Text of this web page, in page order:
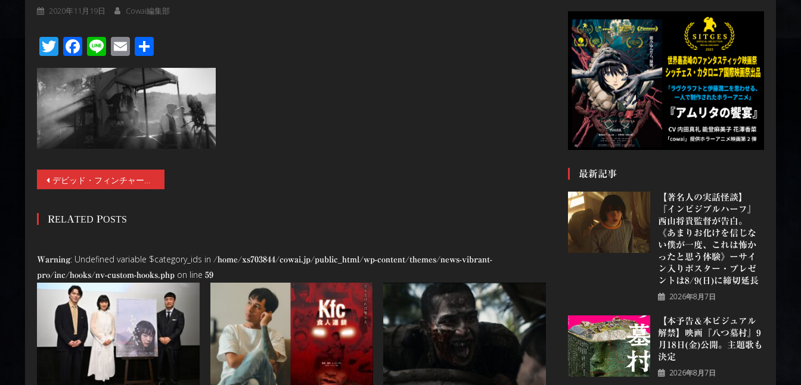
2020年11月19日 Cowai編集部
Twitter
Facebook
LineEmail
有
投
ナ
ゲ
ョ
デビッド・フィンチャーのNetflix映画『Mank/マンク』が11月20日（金）より、ヒューマントラストシネマ有楽町など全国の劇場で公開！Netflixでは12月4日（金）より全世界独占配信！
RELATED POSTS
Warning: Undefined variable $category_ids in /home/xs703844/cowai.jp/public_html/wp-content/themes/news-vibrant-
pro/inc/hooks/nv-custom-hooks.php on line 59
最新記事
【著名人の実話怪談】
『インビジブルハーフ』
⻄⼭将貴監督が告白。
《あまりお化けを信じな
い僕が一度、これは怖か
ったと思う体験》ーサイ
ン入りポスター・プレゼ
ントは8/9(日)に締切延長
2026年8月7日
【本予告＆本ビジュアル
解禁】映画『八つ墓村』9
月18日(金)公開。主題歌も
決定
2026年8月7日